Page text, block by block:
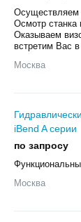
Осуществляем
Осмотр станка
Оказываем
встретим Вас в
Москва
iBend A серии
по запросу
Москва